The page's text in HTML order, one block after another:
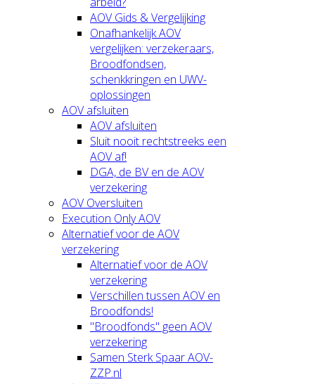
AOV Gids & Vergelijking
Onafhankelijk AOV
vergelijken: verzekeraars,
Broodfondsen,
schenkkringen en UWV-
oplossingen
AOV afsluiten
AOV afsluiten
Sluit nooit rechtstreeks een
AOV af!
DGA, de BV en de AOV
verzekering
AOV Oversluiten
Execution Only AOV
Alternatief voor de AOV
verzekering
Alternatief voor de AOV
verzekering
Verschillen tussen AOV en
Broodfonds!
"Broodfonds" geen AOV
verzekering
Samen Sterk Spaar AOV-
ZZP.nl